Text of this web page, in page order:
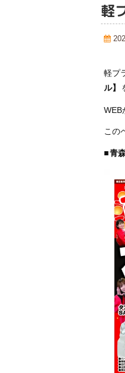
軽
軽プ
ル】
WEB
この
■青